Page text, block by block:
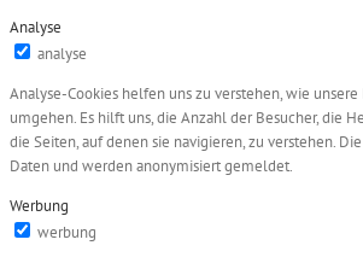
Analyse
analyse
Analyse-Cookies helfen uns zu verstehen, wie
umgehen. Es hilft uns, die Anzahl der Besucher, die
die Seiten, auf denen sie navigieren, zu verstehen.
Daten und werden anonymisiert gemeldet.
Werbung
werbung